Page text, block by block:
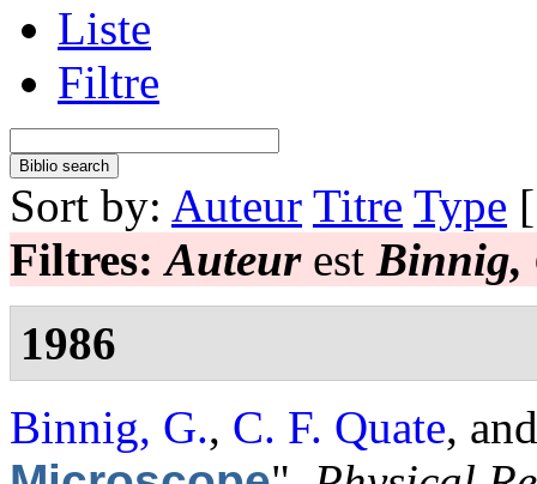
Liste
Filtre
Sort by: Auteur Titre Type
Filtres: Auteurest Binnig,
1986
Binnig, G., C. F. Quate,